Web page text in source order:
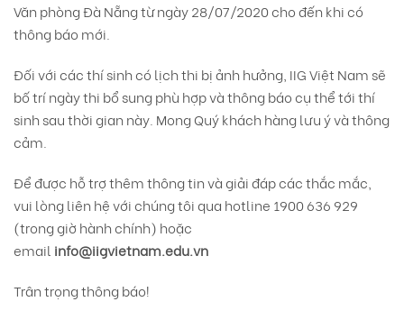
Văn phòng Đà Nẵng từ ngày 28/07/2020 cho đến khi có
thông báo mới.
Đối với các thí sinh có lịch thi bị ảnh hưởng, IIG Việt Nam sẽ
bố trí ngày thi bổ sung phù hợp và thông báo cụ thể tới thí
sinh sau thời gian này. Mong Quý khách hàng lưu ý và thông
cảm.
Để được hỗ trợ thêm thông tin và giải đáp các thắc mắc,
vui lòng liên hệ với chúng tôi qua hotline 1900 636 929
(trong giờ hành chính) hoặc
email info@iigvietnam.edu.vn
Trân trọng thông báo!